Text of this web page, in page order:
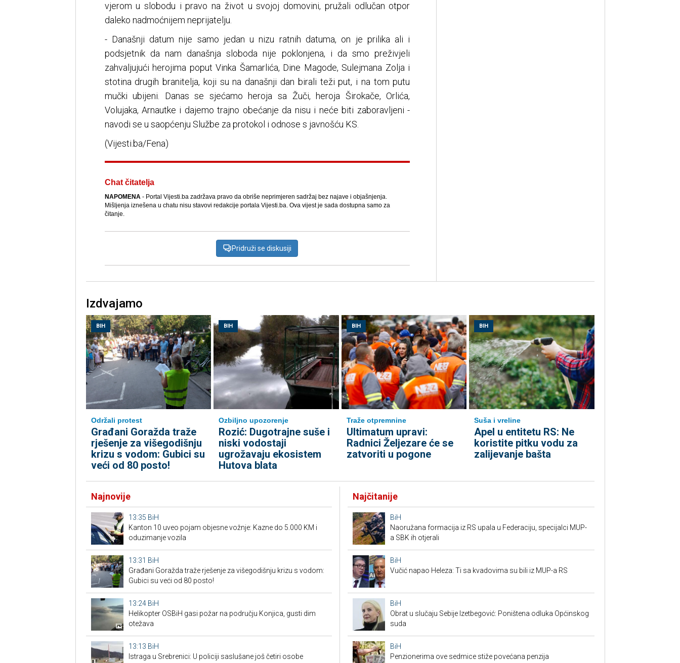
vjerom u slobodu i pravo na život u svojoj domovini, pružali odlučan otpor
daleko nadmoćnijem neprijatelju.
- Današnji datum nije samo jedan u nizu ratnih datuma, on je prilika ali i
podsjetnik da nam današnja sloboda nije poklonjena, i da smo preživjeli
zahvaljujući herojima poput Vinka Šamarlića, Dine Magode, Sulejmana Zolja i
stotina drugih branitelja, koji su na današnji dan birali teži put, i na tom putu
mučki ubijeni. Danas se sjećamo heroja sa Žuči, heroja Širokače, Orlića,
Volujaka, Arnautke i dajemo trajno obećanje da nisu i neće biti zaboravljeni -
navodi se u saopćenju Službe za protokol i odnose s javnošću KS.
(Vijesti.ba/Fena)
Chat čitatelja
NAPOMENA- Portal Vijesti.ba zadržava pravo da obriše neprimjeren sadržaj bez najave i objašnjenja.
Mišljenja iznešena u chatu nisu stavovi redakcije portala Vijesti.ba. Ova vijest je sada dostupna samo za
čitanje.
Pridruži se diskusiji
Izdvajamo
BIH
Održali protest
Građani Goražda traže
rješenje za višegodišnju
krizu s vodom: Gubici su
veći od 80 posto!
BIH
Ozbiljno upozorenje
Rozić: Dugotrajne suše i
niski vodostaji
ugrožavaju ekosistem
Hutova blata
BIH
Traže otpremnine
Ultimatum upravi:
Radnici Željezare će se
zatvoriti u pogone
BIH
Suša i vreline
Apel u entitetu RS: Ne
koristite pitku vodu za
zalijevanje bašta
Najnovije
13:35 BiH
Kanton 10 uveo pojam objesne vožnje: Kazne do 5.000 KM i
oduzimanje vozila
13:31 BiH
Građani Goražda traže rješenje za višegodišnju krizu s vodom:
Gubici su veći od 80 posto!
13:24 BiH
Helikopter OSBiH gasi požar na području Konjica, gusti dim
otežava
13:13 BiH
Istraga u Srebrenici: U policiji saslušane još četiri osobe
Najčitanije
BiH
Naoružana formacija iz RS upala u Federaciju, specijalci MUP-
a SBK ih otjerali
BiH
Vučić napao Heleza: Ti sa kvadovima su bili iz MUP-a RS
BiH
Obrat u slučaju Sebije Izetbegović: Poništena odluka Općinskog
suda
BiH
Penzionerima ove sedmice stiže povećana penzija